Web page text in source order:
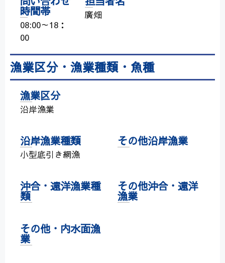
時間帯
08:00～18：
00
廣畑
漁業区分・漁業種類・魚種
漁業区分
沿岸漁業
沿岸漁業種類
小型底引き網漁
その他沿岸漁業
沖合・遠洋漁業種
類
その他沖合・遠洋
漁業
その他・内水面漁
業